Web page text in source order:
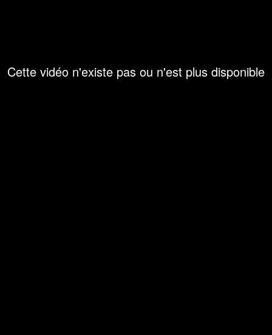
Cette vidéo n'existe pas ou n'est plus disponible